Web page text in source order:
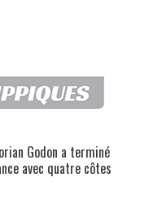
Godon a terminé
avec quatre côtes